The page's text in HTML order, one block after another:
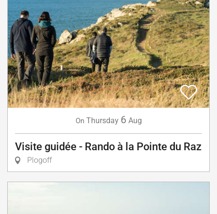
On Thursday 6 Aug
Visite guidée - Rando à la Pointe du Raz
Plogoff